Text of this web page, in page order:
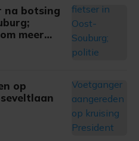
cookiebeleid bekijken en je
of intrekken.
na botsing
meer
op